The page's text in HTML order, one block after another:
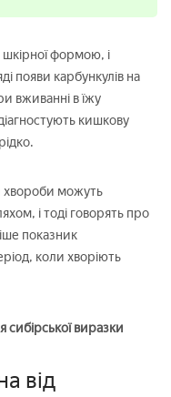
формою, і
появи карбункулів на
вживанні в їжу
кишкову
хвороби можуть
і тоді говорять про
показник
коли хворіють
сибірської виразки
від